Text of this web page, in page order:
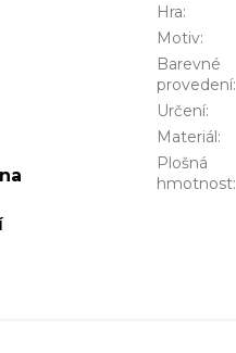
Hra:
Motiv:
Barevné
provedení:
Určení:
Materiál:
Plošná
hmotnost: